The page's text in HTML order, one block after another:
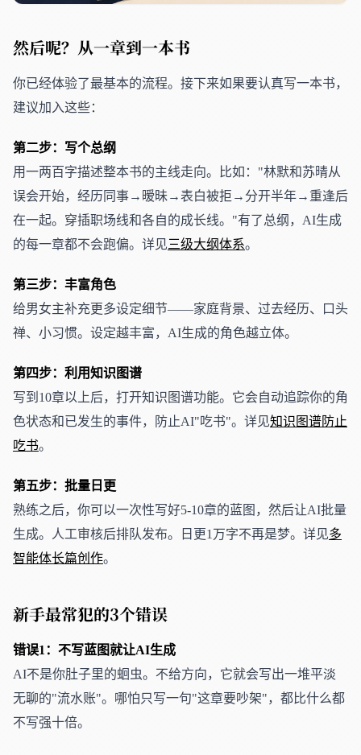
然后呢？从一章到一本书
你已经体验了最基本的流程。接下来如果要认真写一本书，
建议加入这些：
第二步：写个总纲
用一两百字描述整本书的主线走向。比如："林默和苏晴从
误会开始，经历同事→暧昧→表白被拒→分开半年→重逢后
在一起。穿插职场线和各自的成长线。"有了总纲，AI生成
的每一章都不会跑偏。详见三级大纲体系。
第三步：丰富角色
给男女主补充更多设定细节——家庭背景、过去经历、口头
禅、小习惯。设定越丰富，AI生成的角色越立体。
第四步：利用知识图谱
写到10章以上后，打开知识图谱功能。它会自动追踪你的角
色状态和已发生的事件，防止AI"吃书"。详见知识图谱防止
吃书。
第五步：批量日更
熟练之后，你可以一次性写好5-10章的蓝图，然后让AI批量
生成。人工审核后排队发布。日更1万字不再是梦。详见多
智能体长篇创作。
新手最常犯的3个错误
错误1：不写蓝图就让AI生成
AI不是你肚子里的蛔虫。不给方向，它就会写出一堆平淡
无聊的"流水账"。哪怕只写一句"这章要吵架"，都比什么都
不写强十倍。